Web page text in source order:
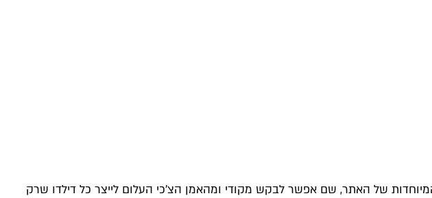
של האתר, שם אפשר לבקש מקודי ומהאמן הצ'כי העלום לייצר כל דילדו שרק